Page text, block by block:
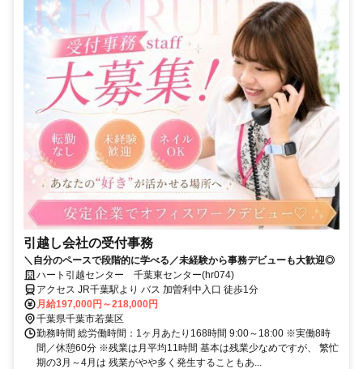
引越し会社の受付事務
＼自分のペースで段階的に学べる／未経験から事務デビューも大歓迎◎
ハート引越センター 千葉東センター(hr074)
アクセス JR千葉駅より バス 加曽利中入口 徒歩1分
月給197,000円～218,000円
千葉県千葉市若葉区
勤務時間 総労働時間：1ヶ月あたり168時間 9:00～18:00 ※実働8時
間／休憩60分 ※残業は月平均11時間 基本は残業少なめですが、 繁忙
期の3月～4月は 残業がやや多く発生することもあ...